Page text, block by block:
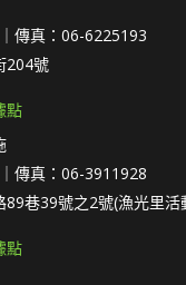
傳真：06-6225193
204號
點
傳真：06-3911928
89巷39號之2號(漁光里活
點